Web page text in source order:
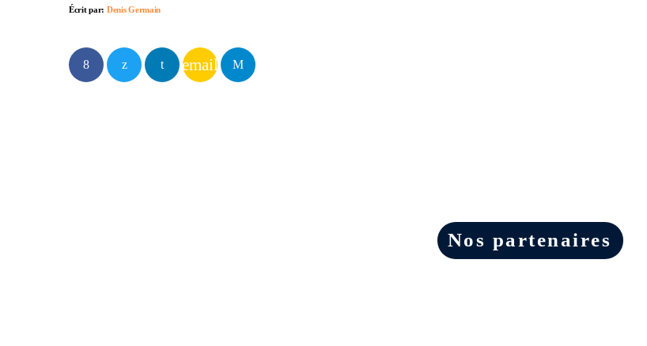
Écrit par: Denis Germain
email
Nos partenaires